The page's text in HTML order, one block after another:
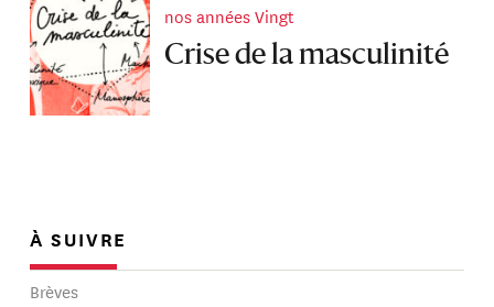
nos années Vingt
Crise de la masculinité
À SUIVRE
Brèves